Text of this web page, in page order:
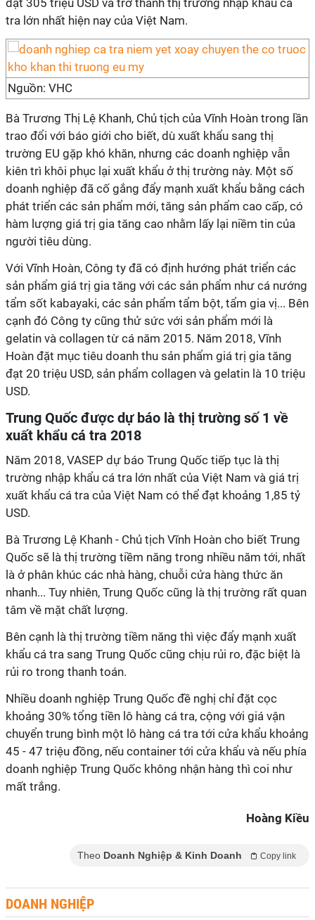
đạt 305 triệu USD và trở thành thị trường nhập khẩu cá
tra lớn nhất hiện nay của Việt Nam.
Nguồn: VHC
Bà Trương Thị Lệ Khanh, Chủ tịch của Vĩnh Hoàn trong lần
trao đổi với báo giới cho biết, dù xuất khẩu sang thị
trường EU gặp khó khăn, nhưng các doanh nghiệp vẫn
kiên trì khôi phục lại xuất khẩu ở thị trường này. Một số
doanh nghiệp đã cố gắng đẩy mạnh xuất khẩu bằng cách
phát triển các sản phẩm mới, tăng sản phẩm cao cấp, có
hàm lượng giá trị gia tăng cao nhằm lấy lại niềm tin của
người tiêu dùng.
Với Vĩnh Hoàn, Công ty đã có định hướng phát triển các
sản phẩm giá trị gia tăng với các sản phẩm như cá nướng
tẩm sốt kabayaki, các sản phẩm tẩm bột, tẩm gia vị... Bên
cạnh đó Công ty cũng thử sức với sản phẩm mới là
gelatin và collagen từ cá năm 2015. Năm 2018, Vĩnh
Hoàn đặt mục tiêu doanh thu sản phẩm giá trị gia tăng
đạt 20 triệu USD, sản phẩm collagen và gelatin là 10 triệu
USD.
Trung Quốc được dự báo là thị trường số 1 về
xuất khẩu cá tra 2018
Năm 2018, VASEP dự báo Trung Quốc tiếp tục là thị
trường nhập khẩu cá tra lớn nhất của Việt Nam và giá trị
xuất khẩu cá tra của Việt Nam có thể đạt khoảng 1,85 tỷ
USD.
Bà Trương Lệ Khanh - Chủ tịch Vĩnh Hoàn cho biết Trung
Quốc sẽ là thị trường tiềm năng trong nhiều năm tới, nhất
là ở phân khúc các nhà hàng, chuỗi cửa hàng thức ăn
nhanh... Tuy nhiên, Trung Quốc cũng là thị trường rất quan
tâm về mặt chất lượng.
Bên cạnh là thị trường tiềm năng thì việc đẩy mạnh xuất
khẩu cá tra sang Trung Quốc cũng chịu rủi ro, đặc biệt là
rủi ro trong thanh toán.
Nhiều doanh nghiệp Trung Quốc đề nghị chỉ đặt cọc
khoảng 30% tổng tiền lô hàng cá tra, cộng với giá vận
chuyển trung bình một lô hàng cá tra tới cửa khẩu khoảng
45 - 47 triệu đồng, nếu container tới cửa khẩu và nếu phía
doanh nghiệp Trung Quốc không nhận hàng thì coi như
mất trắng.
Hoàng Kiều
Theo Doanh Nghiệp & Kinh Doanh Copy link
DOANH NGHIỆP